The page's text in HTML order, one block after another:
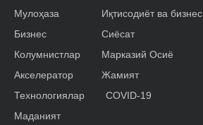
Мулоҳаза
Бизнес
Колумнистлар
Акселератор
Иқтисодиёт ва бизнес
Сиёсат
Марказий Осиё
Жамият
Технологиялар
Маданият
COVID-19